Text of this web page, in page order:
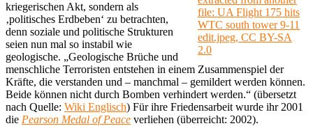
file: UA Flight 175 hits
WTC south tower 9-11
edit.jpeg, CC BY-SA
2.0
kriegerischen Akt, sondern als
‚politisches Erdbeben‘ zu betrachten,
denn soziale und politische Strukturen
seien nun mal so instabil wie
geologische. „Geologische Brüche und
menschliche Terroristen entstehen in einem Zusammenspiel der
Kräfte, die verstanden und – manchmal – gemildert werden können.
Beide können nicht durch Bomben verhindert werden.“ (übersetzt
nach Quelle: Wiki Englisch) Für ihre Friedensarbeit wurde ihr 2001
die Pearson Medal of Peace verliehen (überreicht: 2002).